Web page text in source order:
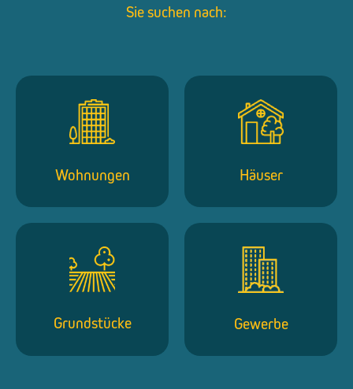
Sie suchen nach:
Wohnungen Häuser
Grundstücke Gewerbe